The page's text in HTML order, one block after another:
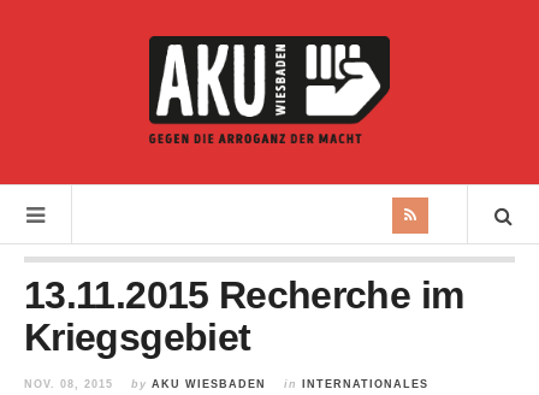
13.11.2015 Recherche im
Kriegsgebiet
NOV. 08, 2015 by AKU WIESBADEN in INTERNATIONALES